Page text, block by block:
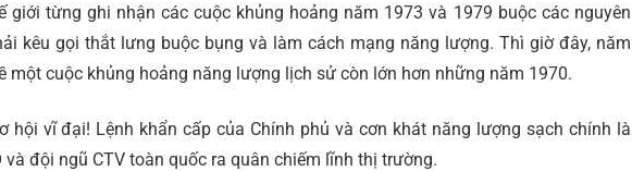
từng ghi nhận các cuộc khủng hoảng năm 1973 và 1979 buộc các nguyên
kêu gọi thắt lưng buộc bụng và làm cách mạng năng lượng. Thì giờ đây, năm
một cuộc khủng hoảng năng lượng lịch sử còn lớn hơn những năm 1970.
hội vĩ đại! Lệnh khẩn cấp của Chính phủ và cơn khát năng lượng sạch chính là
đội ngũ CTV toàn quốc ra quân chiếm lĩnh thị trường.